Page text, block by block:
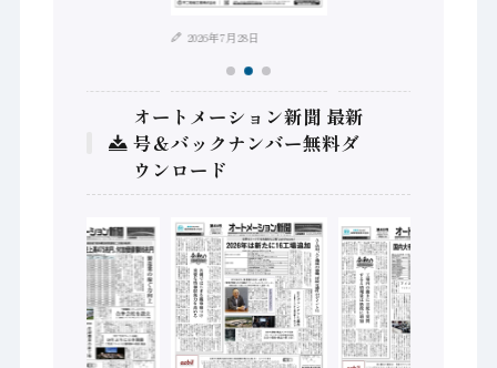
2026年7月28日
オートメーション新聞 最新
号＆バックナンバー無料ダ
ウンロード